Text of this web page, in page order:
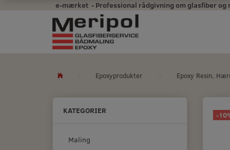
e-mærket - Professional rådgivning om glasfiber og
Epoxyprodukter Epoxy Resin,
KATEGORIER
Maling
-